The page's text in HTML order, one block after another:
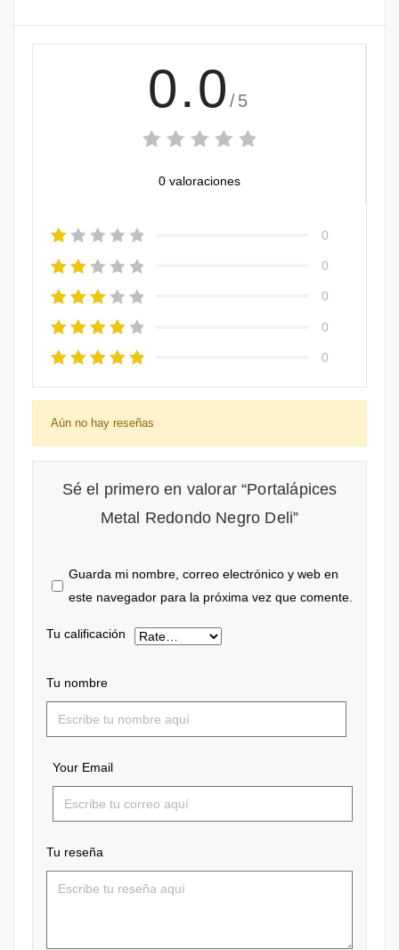
0.0 /5
0 valoraciones
0
0
0
0
0
Aún no hay reseñas
Sé el primero en valorar “Portalápices
Metal Redondo Negro Deli”
Tu nombre
Your Email
Guarda mi nombre, correo electrónico y web en
este navegador para la próxima vez que comente.
Tu calificación
Tu reseña